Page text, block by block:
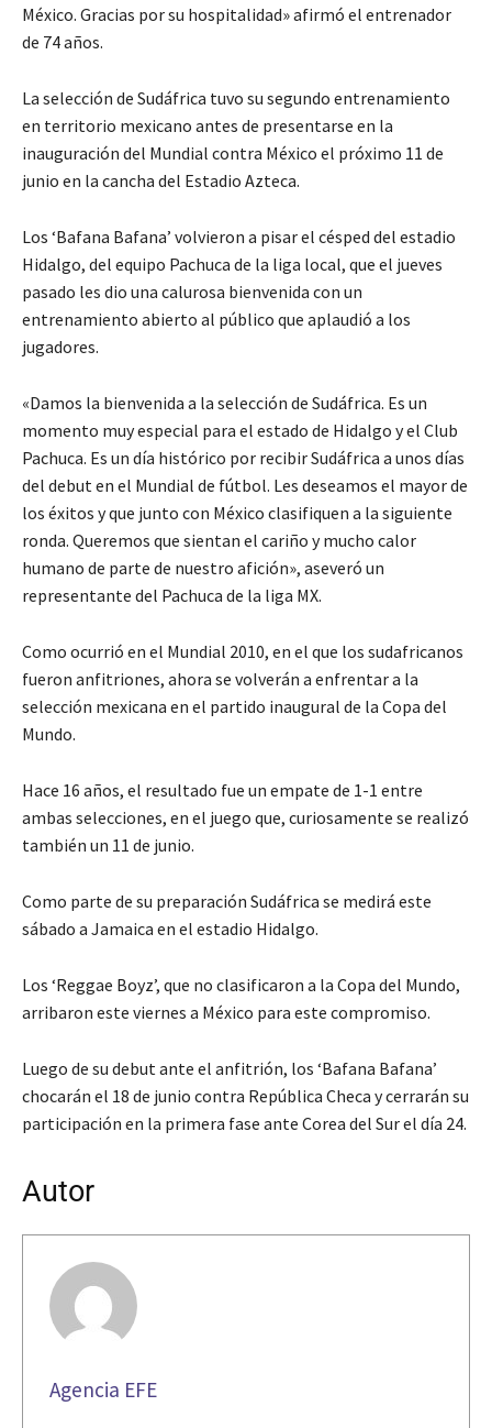
México. Gracias por su hospitalidad» afirmó el entrenador
de 74 años.
La selección de Sudáfrica tuvo su segundo entrenamiento
en territorio mexicano antes de presentarse en la
inauguración del Mundial contra México el próximo 11 de
junio en la cancha del Estadio Azteca.
Los ‘Bafana Bafana’ volvieron a pisar el césped del estadio
Hidalgo, del equipo Pachuca de la liga local, que el jueves
pasado les dio una calurosa bienvenida con un
entrenamiento abierto al público que aplaudió a los
jugadores.
«Damos la bienvenida a la selección de Sudáfrica. Es un
momento muy especial para el estado de Hidalgo y el Club
Pachuca. Es un día histórico por recibir Sudáfrica a unos días
del debut en el Mundial de fútbol. Les deseamos el mayor de
los éxitos y que junto con México clasifiquen a la siguiente
ronda. Queremos que sientan el cariño y mucho calor
humano de parte de nuestro afición», aseveró un
representante del Pachuca de la liga MX.
Como ocurrió en el Mundial 2010, en el que los sudafricanos
fueron anfitriones, ahora se volverán a enfrentar a la
selección mexicana en el partido inaugural de la Copa del
Mundo.
Hace 16 años, el resultado fue un empate de 1-1 entre
ambas selecciones, en el juego que, curiosamente se realizó
también un 11 de junio.
Como parte de su preparación Sudáfrica se medirá este
sábado a Jamaica en el estadio Hidalgo.
Los ‘Reggae Boyz’, que no clasificaron a la Copa del Mundo,
arribaron este viernes a México para este compromiso.
Luego de su debut ante el anfitrión, los ‘Bafana Bafana’
chocarán el 18 de junio contra República Checa y cerrarán su
participación en la primera fase ante Corea del Sur el día 24.
Autor
Agencia EFE